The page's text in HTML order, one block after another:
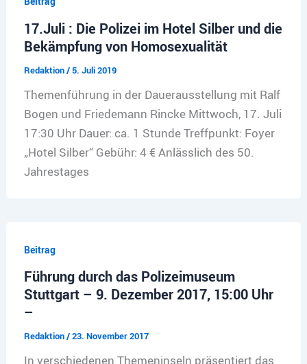
17.Juli : Die Polizei im Hotel Silber und die
Bekämpfung von Homosexualität
Redaktion/5. Juli 2019
Themenführung in der Dauerausstellung mit Ralf
Bogen und Friedemann Rincke Mittwoch, 17. Juli
17:30 Uhr Dauer: ca. 1 Stunde Treffpunkt: Foyer
„Hotel Silber“ Gebühr: 4 € Anlässlich des 50.
Jahrestages
Beitrag
Führung durch das Polizeimuseum
Stuttgart – 9. Dezember 2017, 15:00 Uhr
–
Redaktion/23. November 2017
In verschiedenen Themeninseln präsentiert das